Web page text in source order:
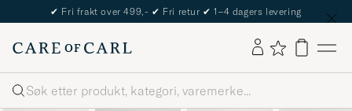
✔ Fri frakt over 499,- ✔ Fri retur ✔ 1–4 dagers levering
Søk